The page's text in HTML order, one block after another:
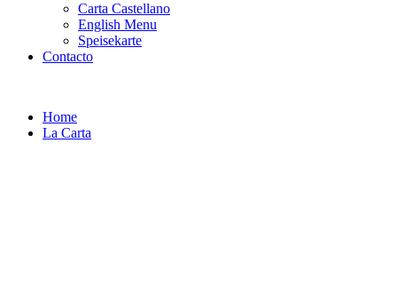
Carta Castellano
English Menu
Speisekarte
Contacto
Home
La Carta